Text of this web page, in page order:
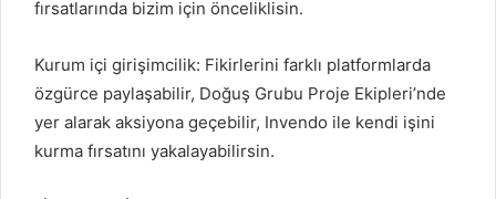
fırsatlarında bizim için önceliklisin.
Kurum içi girişimcilik: Fikirlerini farklı platformlarda
özgürce paylaşabilir, Doğuş Grubu Proje Ekipleri’nde
yer alarak aksiyona geçebilir, Invendo ile kendi işini
kurma fırsatını yakalayabilirsin.